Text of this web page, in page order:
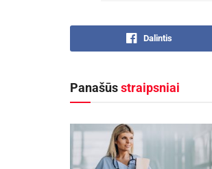
Dalintis
Panašūsstraipsniai